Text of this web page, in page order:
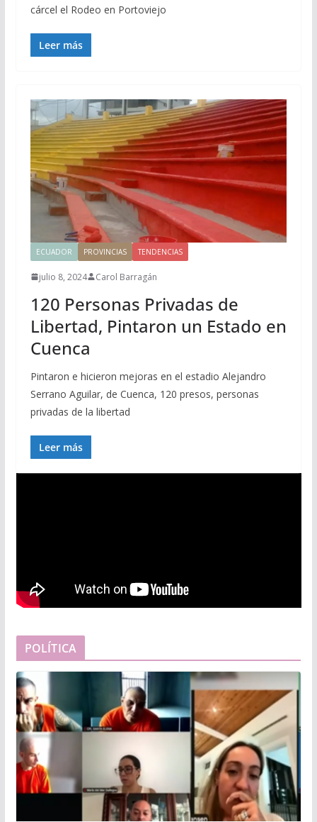
cárcel el Rodeo en Portoviejo
Leer más
ECUADOR PROVINCIAS TENDENCIAS
julio 8, 2024 Carol Barragán
120 Personas Privadas de
Libertad, Pintaron un Estado en
Cuenca
Pintaron e hicieron mejoras en el estadio Alejandro
Serrano Aguilar, de Cuenca, 120 presos, personas
privadas de la libertad
Leer más
POLÍTICA